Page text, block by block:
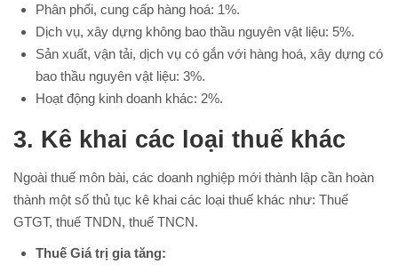
Phân phối, cung cấp hàng hoá: 1%.
Dịch vụ, xây dựng không bao thầu nguyên vật liệu: 5%.
Sản xuất, vận tải, dịch vụ có gắn với hàng hoá, xây dựng có
bao thầu nguyên vật liệu: 3%.
Hoạt động kinh doanh khác: 2%.
3. Kê khai các loại thuế khác
Ngoài thuế môn bài, các doanh nghiệp mới thành lập cần hoàn
thành một số thủ tục kê khai các loại thuế khác như: Thuế
GTGT, thuế TNDN, thuế TNCN.
Thuế Giá trị gia tăng: